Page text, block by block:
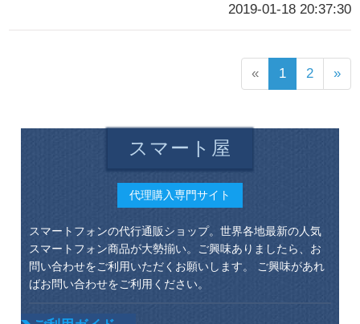
2019-01-18 20:37:30
« 1 2 »
スマート屋
代理購入専門サイト
スマートフォンの代行通販ショップ。世界各地最新の人気
スマートフォン商品が大勢揃い。ご興味ありましたら、お
問い合わせをご利用いただくお願いします。 ご興味があれ
ばお問い合わせをご利用ください。